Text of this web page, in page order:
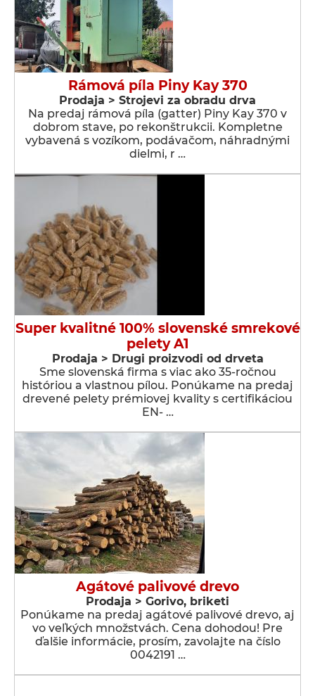
Rámová píla Piny Kay 370
Prodaja > Strojevi za obradu drva
Na predaj rámová píla (gatter) Piny Kay 370 v
dobrom stave, po rekonštrukcii. Kompletne
vybavená s vozíkom, podávačom, náhradnými
dielmi, r …
Super kvalitné 100% slovenské smrekové
pelety A1
Prodaja > Drugi proizvodi od drveta
Sme slovenská firma s viac ako 35-ročnou
históriou a vlastnou pílou. Ponúkame na predaj
drevené pelety prémiovej kvality s certifikáciou
EN- …
Agátové palivové drevo
Prodaja > Gorivo, briketi
Ponúkame na predaj agátové palivové drevo, aj
vo veľkých množstvách. Cena dohodou! Pre
ďalšie informácie, prosím, zavolajte na číslo
0042191 …